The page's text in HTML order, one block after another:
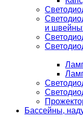
и
Бассейны,